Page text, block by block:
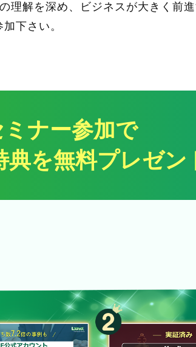
理解を深め、ビジネスが大きく前
下さい。
ミナー参加で
典を無料プレゼン